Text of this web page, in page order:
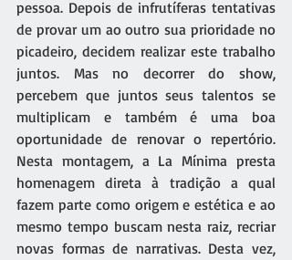
pessoa. Depois de infrutíferas tentativas
de provar um ao outro sua prioridade no
picadeiro, decidem realizar este trabalho
juntos. Mas no decorrer do show,
percebem que juntos seus talentos se
multiplicam e também é uma boa
oportunidade de renovar o repertório.
Nesta montagem, a La Mínima presta
homenagem direta à tradição a qual
fazem parte como origem e estética e ao
mesmo tempo buscam nesta raiz, recriar
novas formas de narrativas. Desta vez,